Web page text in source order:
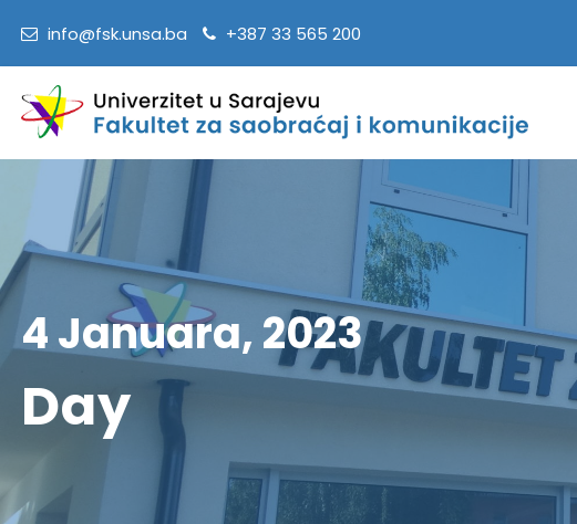
info@fsk.unsa.ba +387 33 565 200
4 Januara, 2023
Day